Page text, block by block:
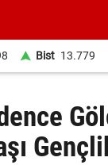
Bist 13.779